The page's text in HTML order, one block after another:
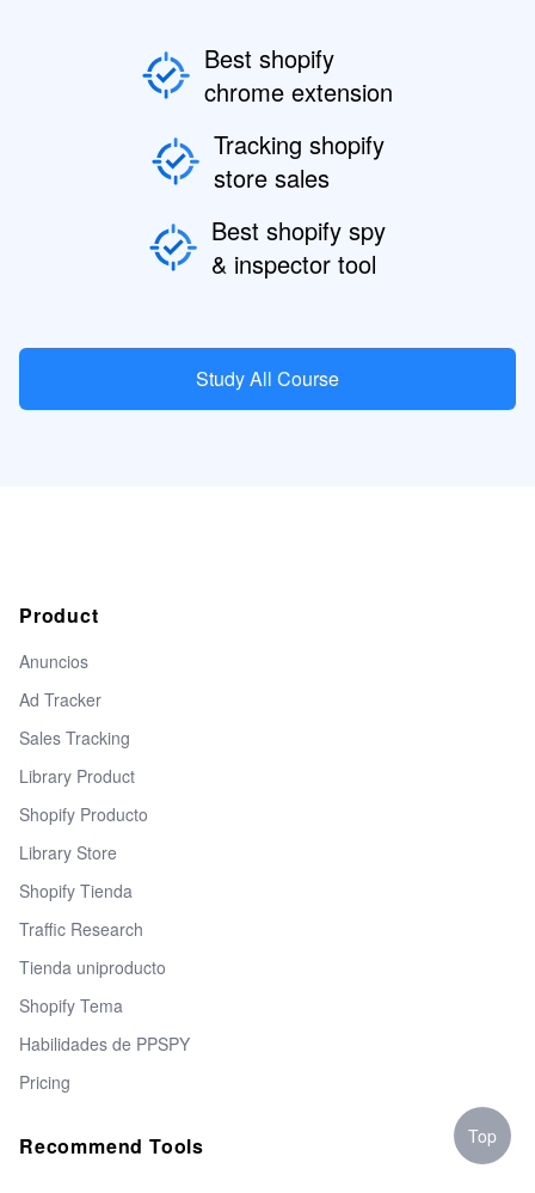
Best shopify
chrome extension
Tracking shopify
store sales
Best shopify spy
& inspector tool
Study All Course
Product
Anuncios
Ad Tracker
Sales Tracking
Library Product
Shopify Producto
Library Store
Shopify Tienda
Traffic Research
Tienda uniproducto
Shopify Tema
Habilidades de PPSPY
Pricing
Recommend Tools Top